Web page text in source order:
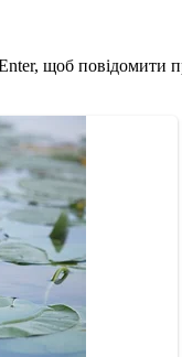
щоб повідомити